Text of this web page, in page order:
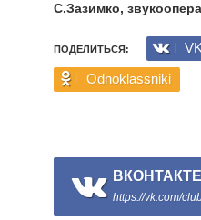
С.Зазимко,
ПОДЕЛИТЬСЯ:
Odnoklassniki
ВКОНТАКТЕ
https://vk.com/